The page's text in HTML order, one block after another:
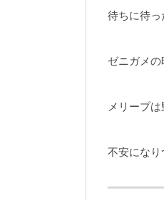
待ちに待っ
ゼニガメの
メリープ
不安になり